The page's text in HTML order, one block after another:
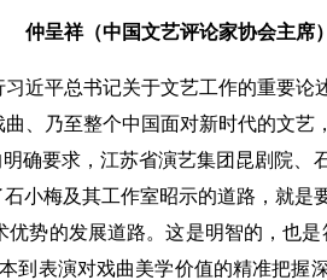
仲呈祥（中国文艺评论家协会主席）
平总书记关于文艺工作的重要论
、乃至整个中国面对新时代的文
确要求，江苏省演艺集团昆剧院
小梅及其工作室昭示的道路，就
势的发展道路。这是明智的，也
到表演对戏曲美学价值的精准把握